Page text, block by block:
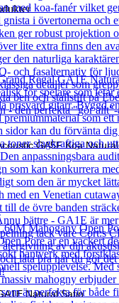
GA5F Koa Natural
Natural Satin